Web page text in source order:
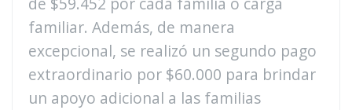
familiar. Además, de manera
excepcional, se realizó un segundo pago
extraordinario por $60.000 para brindar
un apoyo adicional a las familias